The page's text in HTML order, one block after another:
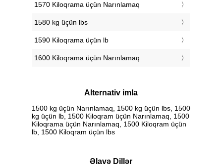
1570 Kiloqrama üçün Narınlamaq
1580 kg üçün lbs
1590 Kiloqrama üçün lb
1600 Kiloqrama üçün Narınlamaq
Alternativ imla
1500 kg üçün Narınlamaq, 1500 kg üçün lbs, 1500
kg üçün lb, 1500 Kiloqram üçün Narınlamaq, 1500
Kiloqrama üçün Narınlamaq, 1500 Kiloqram üçün
lb, 1500 Kiloqram üçün lbs
Əlavə Dillər